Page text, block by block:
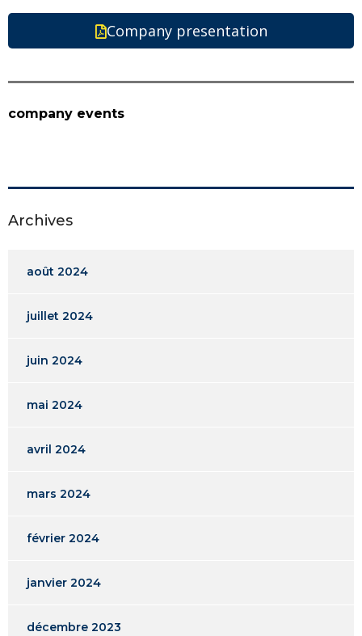
Company presentation
company events
Archives
août 2024
juillet 2024
juin 2024
mai 2024
avril 2024
mars 2024
février 2024
janvier 2024
décembre 2023